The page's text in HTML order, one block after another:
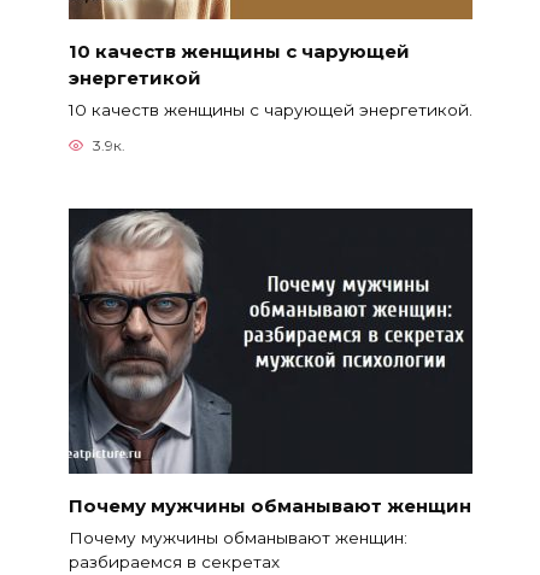
10 качеств женщины с чарующей
энергетикой
10 качеств женщины с чарующей энергетикой.
3.9к.
Почему мужчины обманывают женщин
Почему мужчины обманывают женщин:
разбираемся в секретах